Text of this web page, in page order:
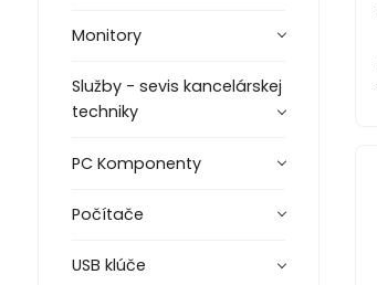
Monitory
Služby - sevis kancelárskej
techniky
PC Komponenty
Počítače
USB klúče